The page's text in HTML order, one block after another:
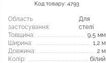
Код товару: 4793
Область
застосування:
Для
стелі
Товщина:
9,5 мм
Ширина:
1,2 м
Довжина:
2 м
Колір:
білий